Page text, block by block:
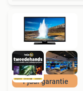
1 jaar garantie